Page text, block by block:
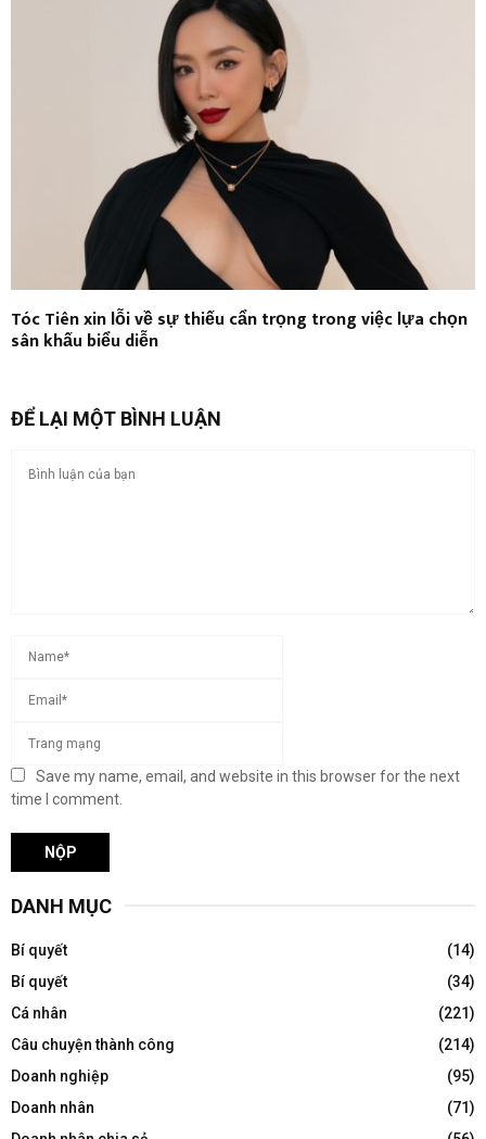
Tóc Tiên xin lỗi về sự thiếu cẩn trọng trong việc lựa chọn
sân khấu biểu diễn
ĐỂ LẠI MỘT BÌNH LUẬN
Save my name, email, and website in this browser for the next
time I comment.
DANH MỤC
Bí quyết
(14)
Bí quyết
(34)
Cá nhân
(221)
Câu chuyện thành công
(214)
Doanh nghiệp
(95)
Doanh nhân
(71)